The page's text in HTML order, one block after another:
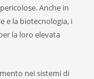
Anche in
e la biotecnologia, i
la loro elevata
nei sistemi di